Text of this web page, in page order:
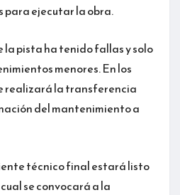
para ejecutar la obra.
la pista ha tenido fallas y solo
menores. En los
realizará la transferencia
del mantenimiento a
técnico final estará listo
se convocará a la